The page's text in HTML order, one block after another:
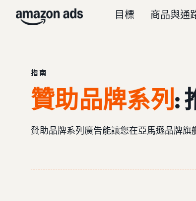
目標 商品與通
指南
贊助品牌系列:
贊助品牌系列廣告能讓您在亞馬遜品牌